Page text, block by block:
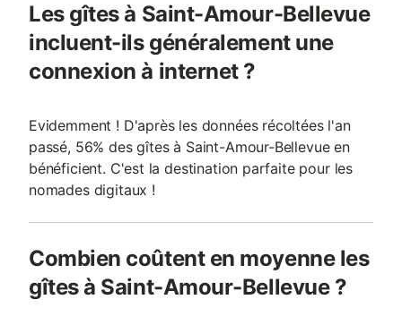
Les gîtes à Saint-Amour-Bellevue
incluent-ils généralement une
connexion à internet ?
Evidemment ! D'après les données récoltées l'an
passé, 56% des gîtes à Saint-Amour-Bellevue en
bénéficient. C'est la destination parfaite pour les
nomades digitaux !
Combien coûtent en moyenne les
gîtes à Saint-Amour-Bellevue ?